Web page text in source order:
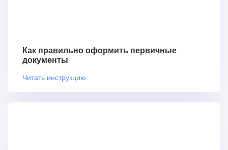
Как правильно оформить первичные
документы
Читать инструкцию